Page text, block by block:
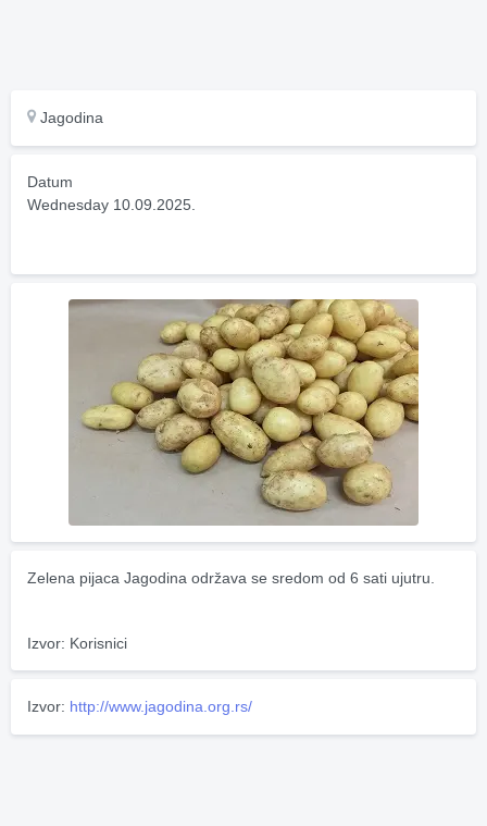
Jagodina
Datum
Wednesday 10.09.2025.
Zelena pijaca Jagodina održava se sredom od 6 sati ujutru.
Izvor: Korisnici
Izvor: http://www.jagodina.org.rs/